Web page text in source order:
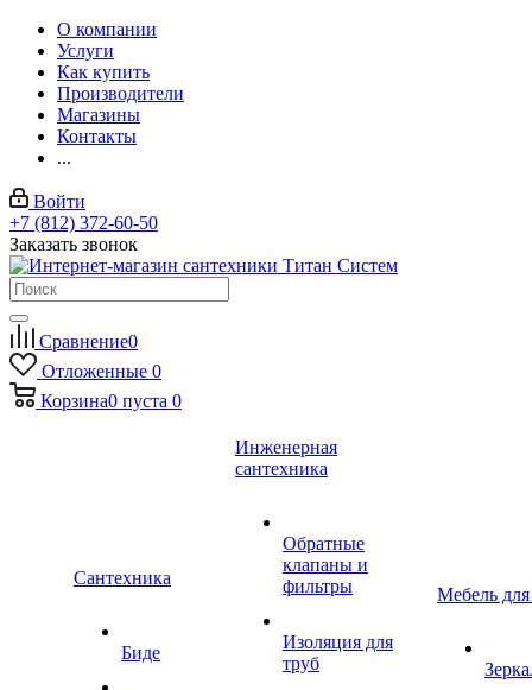
О компании
Услуги
Как купить
Производители
Магазины
Контакты
...
Войти
+7 (812) 372-60-50
Заказать звонок
Сравнение0
Отложенные 0
Корзина0 пуста 0
Сантехника
Биде
Инженерная
сантехника
Обратные
клапаны и
фильтры
Изоляция для
труб
Мебель